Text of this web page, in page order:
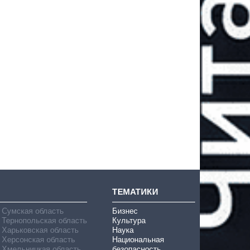
Сумская область
Тернопольская область
Харьковская область
Херсонская область
ТЕМАТИКИ
Бизнес
Культура
Наука
Национальная